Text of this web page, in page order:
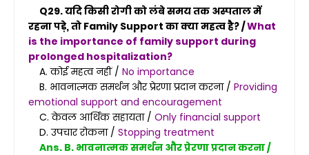
Q29. यदि किसी रोगी को लंबे समय तक अस्पताल में
रहना पड़े, तो Family Support का क्या महत्व है? /What
is the importance of family support during
prolonged hospitalization?
A. कोई महत्व नहीं / No importance
B. भावनात्मक समर्थन और प्रेरणा प्रदान करना / Providing
emotional support and encouragement
C. केवल आर्थिक सहायता / Only financial support
D. उपचार रोकना / Stopping treatment
Ans. B. भावनात्मक समर्थन और प्रेरणा प्रदान करना /